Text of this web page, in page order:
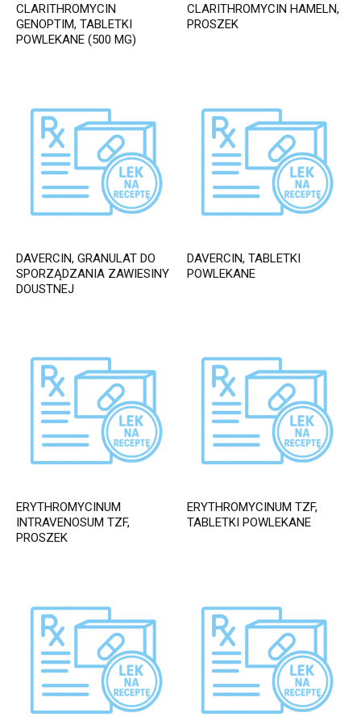
CLARITHROMYCIN
GENOPTIM, TABLETKI
POWLEKANE (500 MG)
CLARITHROMYCIN HAMELN,
PROSZEK
DAVERCIN, GRANULAT DO
SPORZĄDZANIA ZAWIESINY
DOUSTNEJ
DAVERCIN, TABLETKI
POWLEKANE
ERYTHROMYCINUM
INTRAVENOSUM TZF,
PROSZEK
ERYTHROMYCINUM TZF,
TABLETKI POWLEKANE